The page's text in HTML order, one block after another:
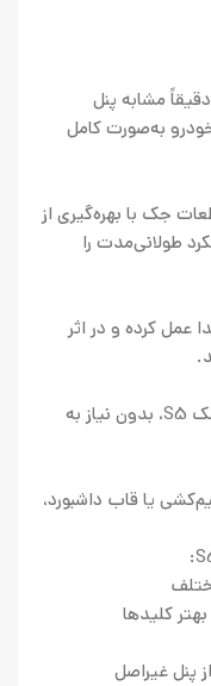
مشابه پنل
به‌صورت کامل
جک با بهره‌گیری از
طولانی‌مدت را
عمل کرده و در اثر
کاملاً هماهنگ با سیستم کولر و بخاری جک S5، بدون نیاز به
یا قاب داشبورد،
کلیدها
پنل غیراصل